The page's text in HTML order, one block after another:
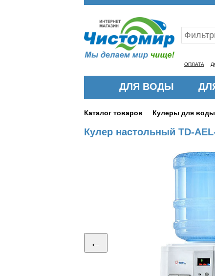
ОПЛАТА
ДЛЯ ВОДЫ
Каталог товаров Кулеры для воды
Кулер настольный TD-
←